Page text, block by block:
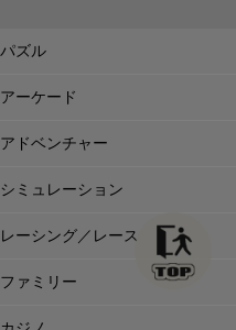
パズル
アーケード
アドベンチャー
シミュレーション
レーシング／レース
ファミリー